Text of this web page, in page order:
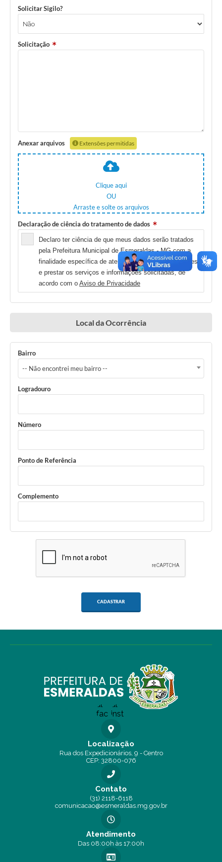
Solicitar Sigilo?
Solicitação
Anexar arquivos Extensões permitidas
Clique aqui
OU
Arraste e solte os arquivos
Declaração de ciência do tratamento de dados
Declaro ter ciência de que meus dados serão tratados
pela Prefeitura Municipal de Esmeraldas - MG com a
finalidade específica de atender às minhas solicitações
e prestar os serviços e informações solicitadas, de
acordo com o Aviso de Privacidade
Local da Ocorrência
Bairro
-- Não encontrei meu bairro --
Logradouro
Número
Ponto de Referência
Complemento
CADASTRAR
Localização
Rua dos Expedicionários, 9 - Centro
CEP: 32800-076
Contato
(31) 2118-6118
comunicacao@esmeraldas.mg.gov.br
Atendimento
Das 08:00h às 17:00h